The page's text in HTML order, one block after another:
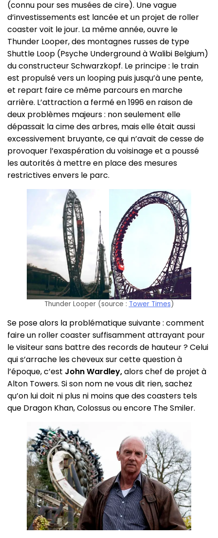
(connu pour ses musées de cire). Une vague
d’investissements est lancée et un projet de roller
coaster voit le jour. La même année, ouvre le
Thunder Looper, des montagnes russes de type
Shuttle Loop (Psyche Underground à Walibi Belgium)
du constructeur Schwarzkopf. Le principe : le train
est propulsé vers un looping puis jusqu’à une pente,
et repart faire ce même parcours en marche
arrière. L’attraction a fermé en 1996 en raison de
deux problèmes majeurs : non seulement elle
dépassait la cime des arbres, mais elle était aussi
excessivement bruyante, ce qui n’avait de cesse de
provoquer l’exaspération du voisinage et a poussé
les autorités à mettre en place des mesures
restrictives envers le parc.
Thunder Looper (source : Tower Times)
Se pose alors la problématique suivante : comment
faire un roller coaster suffisamment attrayant pour
le visiteur sans battre des records de hauteur ? Celui
qui s’arrache les cheveux sur cette question à
l’époque, c’est John Wardley,alors chef de projet à
Alton Towers. Si son nom ne vous dit rien, sachez
qu’on lui doit ni plus ni moins que des coasters tels
que Dragon Khan, Colossus ou encore The Smiler.